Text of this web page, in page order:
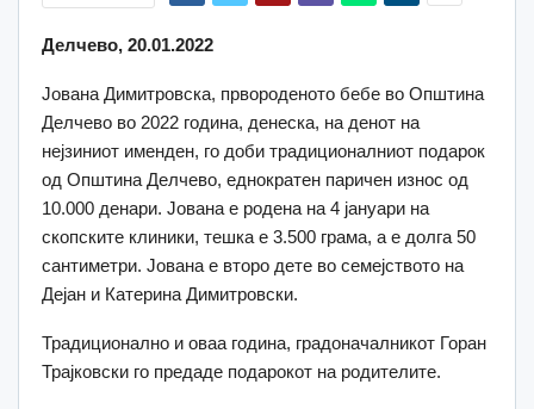
Делчево, 20.01.2022
Јована Димитровска, првороденото бебе во Општина
Делчево во 2022 година, денеска, на денот на
нејзиниот именден, го доби традиционалниот подарок
од Општина Делчево, еднократен паричен износ од
10.000 денари. Јована е родена на 4 јануари на
скопските клиники, тешка е 3.500 грама, а е долга 50
сантиметри. Јована е второ дете во семејството на
Дејан и Катерина Димитровски.
Традиционално и оваа година, градоначалникот Горан
Трајковски го предаде подарокот на родителите.